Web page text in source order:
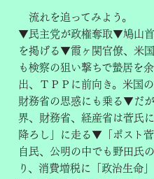
流れを追ってみよう。
▼民主党が政権奪取▼鳩山首
を掲げる▼霞ヶ関官僚、米
も検察の狙い撃ちで蟄居を
出、ＴＰＰに前向き。米国
財務省の思惑にも乗る▼だ
界、財務省、経産省は菅氏
降ろし」に走る▼「ポスト
自民、公明の中でも野田氏
り、消費増税に「政治生命